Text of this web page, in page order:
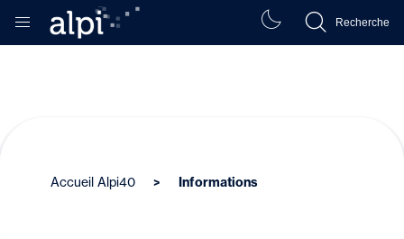
Recherche
Accueil Alpi40 Informations